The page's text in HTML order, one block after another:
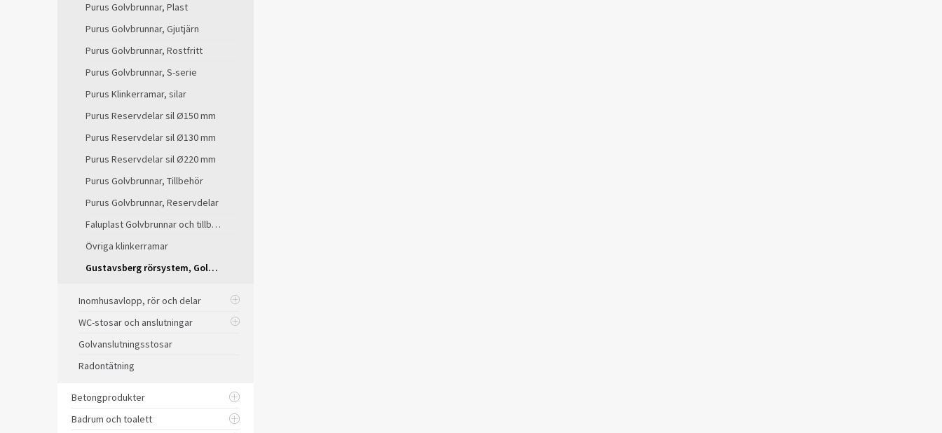
Purus Golvbrunnar, Plast
Purus Golvbrunnar, Gjutjärn
Purus Golvbrunnar, Rostfritt
Purus Golvbrunnar, S-serie
Purus Klinkerramar, silar
Purus Reservdelar sil Ø150 mm
Purus Reservdelar sil Ø130 mm
Purus Reservdelar sil Ø220 mm
Purus Golvbrunnar, Tillbehör
Purus Golvbrunnar, Reservdelar
Faluplast Golvbrunnar och tillbehör
Övriga klinkerramar
Gustavsberg rörsystem, Golvbrunnar
Inomhusavlopp, rör och delar
WC-stosar och anslutningar
Golvanslutningsstosar
Radontätning
Betongprodukter
Badrum och toalett